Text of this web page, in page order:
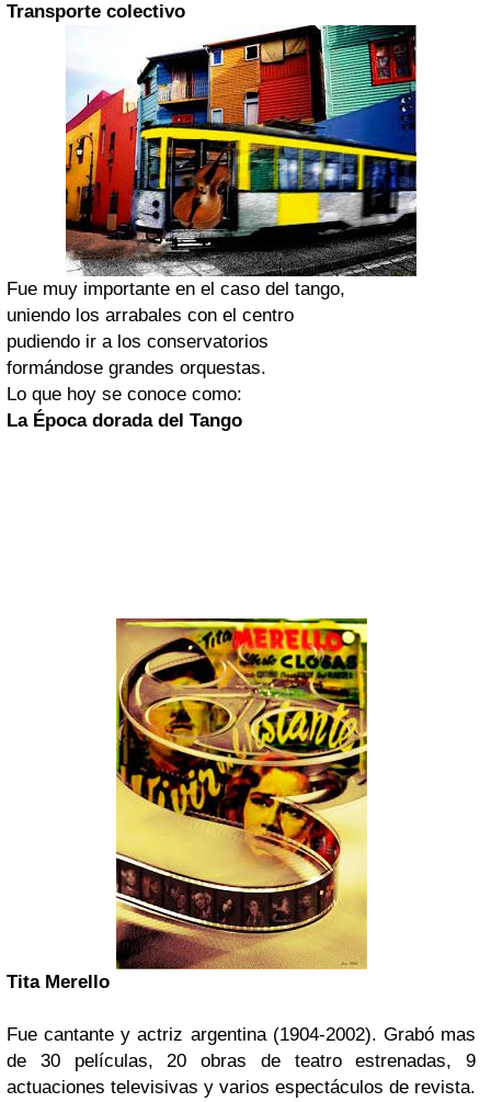
Transporte colectivo
Fue muy importante en el caso del tango,
uniendo los arrabales con el centro
pudiendo ir a los conservatorios
formándose grandes orquestas.
Lo que hoy se conoce como:
La Época dorada del Tango
Tita Merello
Fue cantante y actriz argentina (1904-2002). Grabó mas
de 30 películas, 20 obras de teatro estrenadas, 9
actuaciones televisivas y varios espectáculos de revista.